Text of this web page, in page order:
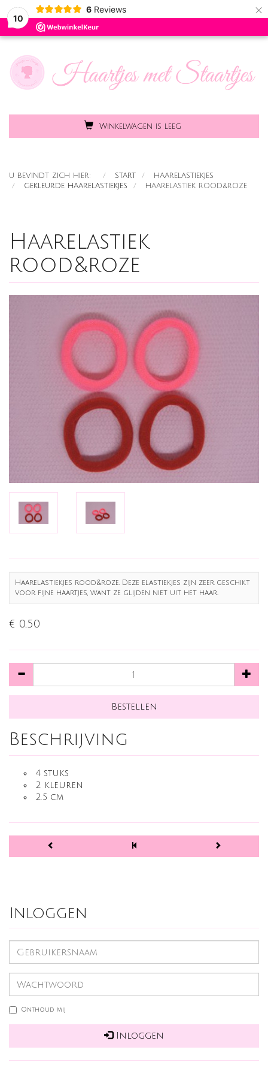
10
6 Reviews ×
Winkelwagen is leeg
Toggle
U BEVINDT ZICH HIER: START
HAARELASTIEKJES
GEKLEURDE HAARELASTIEKJES
HAARELASTIEK ROOD&ROZE
Haarelastiek
rood&roze
Haarelastiekjes rood&roze. Deze elastiekjes zijn zeer geschikt
voor fijne haartjes, want ze glijden niet uit het haar.
€ 0,50
Beschrijving
4 stuks
2 kleuren
2.5 cm
Inloggen
Onthoud mij
Inloggen